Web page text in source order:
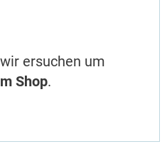
ersuchen um
Shop.